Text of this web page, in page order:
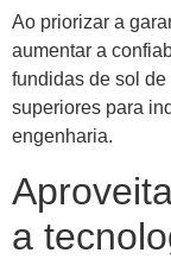
Ao priorizar a
aumentar a
fundidas de sol
superiores para
engenharia.
a